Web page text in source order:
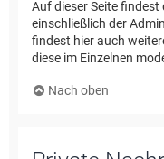
Auf dieser Seite
einschließlich der
findest hier auch
diese im Einzelnen
Nach oben